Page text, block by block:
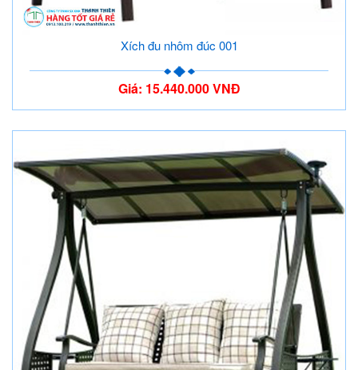
Xích đu nhôm đúc 001
Giá: 15.440.000 VNĐ